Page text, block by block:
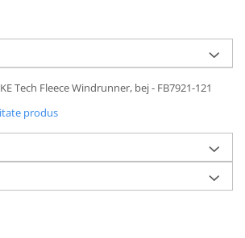
Tech Fleece Windrunner, bej - FB7921-121
produs